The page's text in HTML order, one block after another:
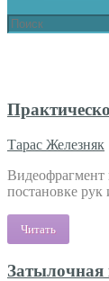
Тарас Железняк
Видеофрагмент
постановке
Читать
Затылочная